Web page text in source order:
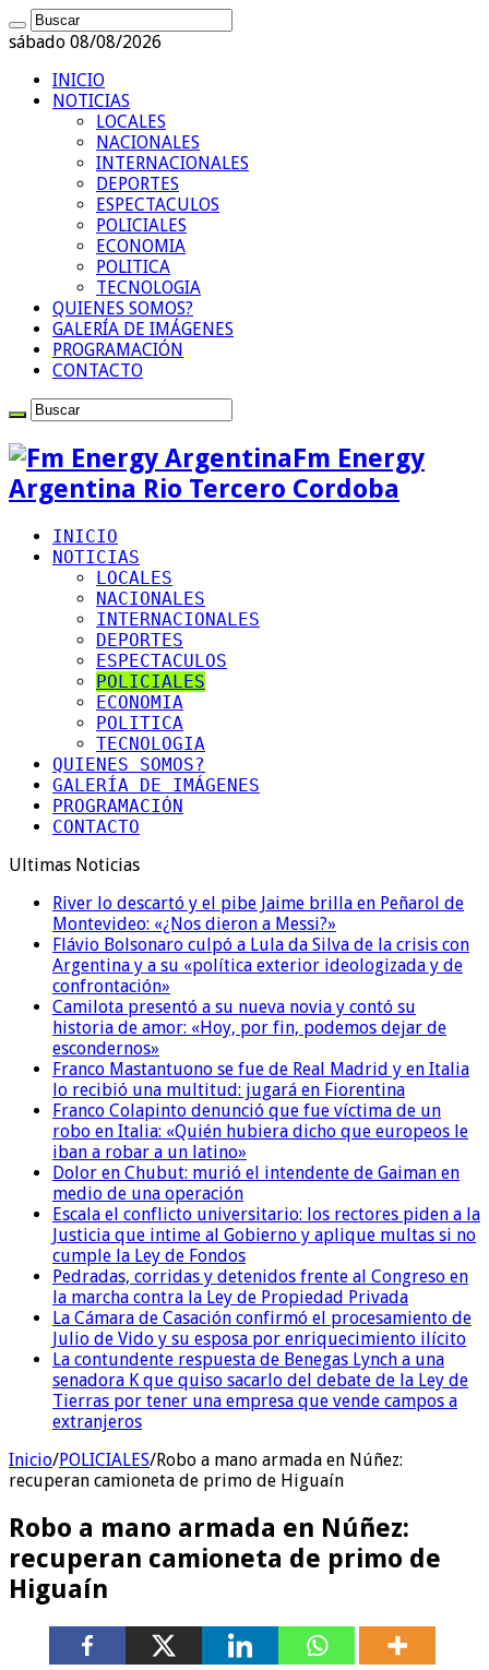
sábado 08/08/2026
INICIO
NOTICIAS
LOCALES
NACIONALES
INTERNACIONALES
DEPORTES
ESPECTACULOS
POLICIALES
ECONOMIA
POLITICA
TECNOLOGIA
QUIENES SOMOS?
GALERÍA DE IMÁGENES
PROGRAMACIÓN
CONTACTO
Fm Energy
Argentina Rio Tercero Cordoba
INICIO
NOTICIAS
LOCALES
NACIONALES
INTERNACIONALES
DEPORTES
ESPECTACULOS
POLICIALES
ECONOMIA
POLITICA
TECNOLOGIA
QUIENES SOMOS?
GALERÍA DE IMÁGENES
PROGRAMACIÓN
CONTACTO
Ultimas Noticias
River lo descartó y el pibe Jaime brilla en Peñarol de
Montevideo: «¿Nos dieron a Messi?»
Flávio Bolsonaro culpó a Lula da Silva de la crisis con
Argentina y a su «política exterior ideologizada y de
confrontación»
Camilota presentó a su nueva novia y contó su
historia de amor: «Hoy, por fin, podemos dejar de
escondernos»
Franco Mastantuono se fue de Real Madrid y en Italia
lo recibió una multitud: jugará en Fiorentina
Franco Colapinto denunció que fue víctima de un
robo en Italia: «Quién hubiera dicho que europeos le
iban a robar a un latino»
Dolor en Chubut: murió el intendente de Gaiman en
medio de una operación
Escala el conflicto universitario: los rectores piden a la
Justicia que intime al Gobierno y aplique multas si no
cumple la Ley de Fondos
Pedradas, corridas y detenidos frente al Congreso en
la marcha contra la Ley de Propiedad Privada
La Cámara de Casación confirmó el procesamiento de
Julio de Vido y su esposa por enriquecimiento ilícito
La contundente respuesta de Benegas Lynch a una
senadora K que quiso sacarlo del debate de la Ley de
Tierras por tener una empresa que vende campos a
extranjeros
Inicio/POLICIALES/Robo a mano armada en Núñez:
recuperan camioneta de primo de Higuaín
Robo a mano armada en Núñez:
recuperan camioneta de primo de
Higuaín